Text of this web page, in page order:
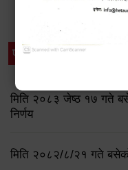
विशेष विवरणहरु
प्रेस नोट
मिति २०८३ जेष्ठ १७ गते
निर्णय
मिति २०८२/८/२१ गते